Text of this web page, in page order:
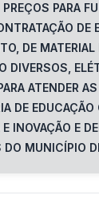
PARA
DE
DE MATERIAL
DIVERSOS,
ATENDER
DE
INOVAÇÃO E
DO MUNICÍPIO